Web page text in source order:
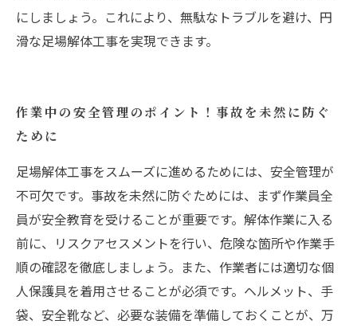
にしましょう。これにより、無駄なトラブルを避け、円
滑な足場解体工事を実現できます。
作業中の安全管理のポイント！事故を未然に防ぐ
ために
足場解体工事をスムーズに進めるためには、安全管理が
不可欠です。事故を未然に防ぐためには、まず作業員全
員が安全教育を受けることが重要です。解体作業に入る
前に、リスクアセスメントを行い、危険な箇所や作業手
順の確認を徹底しましょう。また、作業者には適切な個
人保護具を着用させることが必須です。ヘルメット、手
袋、安全靴など、必要な装備を準備しておくことが、万